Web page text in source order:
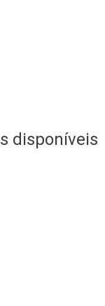
disponíveis